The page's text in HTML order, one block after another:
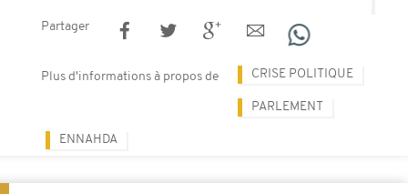
Partager
Plus d'informations à propos de CRISE POLITIQUE
PARLEMENT
ENNAHDA